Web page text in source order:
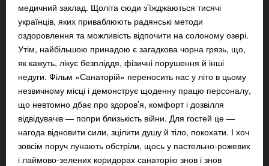
медичний заклад. Щоліта сюди з’їжджаються тисячі
українців, яких приваблюють радянські методи
оздоровлення та можливість відпочити на солоному озері.
Утім, найбільшою принадою є загадкова чорна грязь, що,
як кажуть, лікує безпліддя, фізичні порушення й інші
недуги. Фільм «Санаторій» переносить нас у літо в цьому
незвичному місці і демонструє щоденну працю персоналу,
що невтомно дбає про здоров’я, комфорт і дозвілля
відвідувачів — попри близькість війни. Для гостей це —
нагода відновити сили, зцілити душу й тіло, покохати. І хоч
зовсім поруч лунають обстріли, щось у пастельно-рожевих
і лаймово-зелених коридорах санаторію знов і знов